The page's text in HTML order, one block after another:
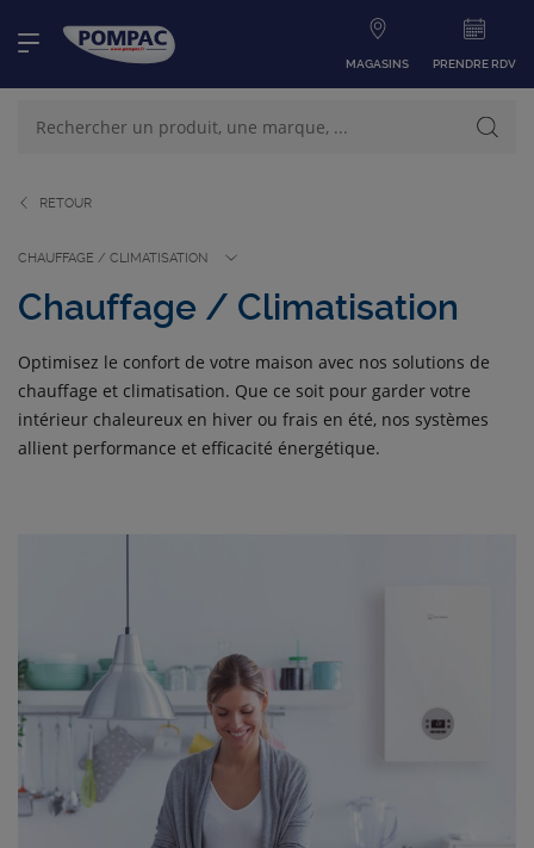
MAGASINS PRENDRE RDV
NOS PRODUITS
NOS CATÉGORIES
RETOUR
CHAUFFAGE / CLIMATISATION
Chauffage / Climatisation
Optimisez le confort de votre maison avec nos solutions de
chauffage et climatisation. Que ce soit pour garder votre
intérieur chaleureux en hiver ou frais en été, nos systèmes
allient performance et efficacité énergétique.